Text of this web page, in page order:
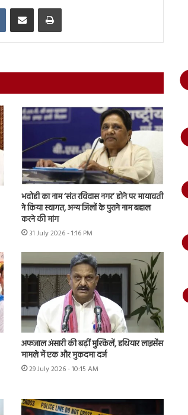
VKontakteShare via Email Print
भदोही का नाम ‘संत रविदास नगर’ होने पर मायावती
ने किया स्वागत, अन्य जिलों के पुराने नाम बहाल
करने की मांग
31 July 2026 - 1:16 PM
अफजाल अंसारी की बढ़ीं मुश्किलें, हथियार लाइसेंस
मामले में एक और मुकदमा दर्ज
29 July 2026 - 10:15 AM